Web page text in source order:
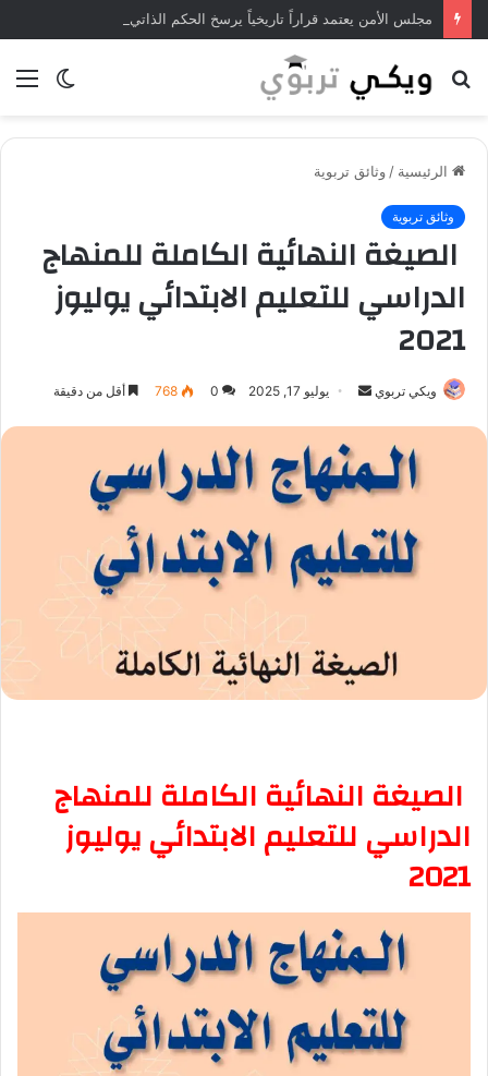
الوضع
بحث
الرئيسية / وثائق تربوية
وثائق تربوية
الصيغة النهائية الكاملة للمنهاج
الدراسي للتعليم الابتدائي يوليوز
2021
ويكي تربوي
س
ل
ب
ي
د
ك
ت
يوليو 17, 2025 0
768 أقل من دقيقة
الصيغة النهائية الكاملة للمنهاج
الدراسي للتعليم الابتدائي يوليوز
2021